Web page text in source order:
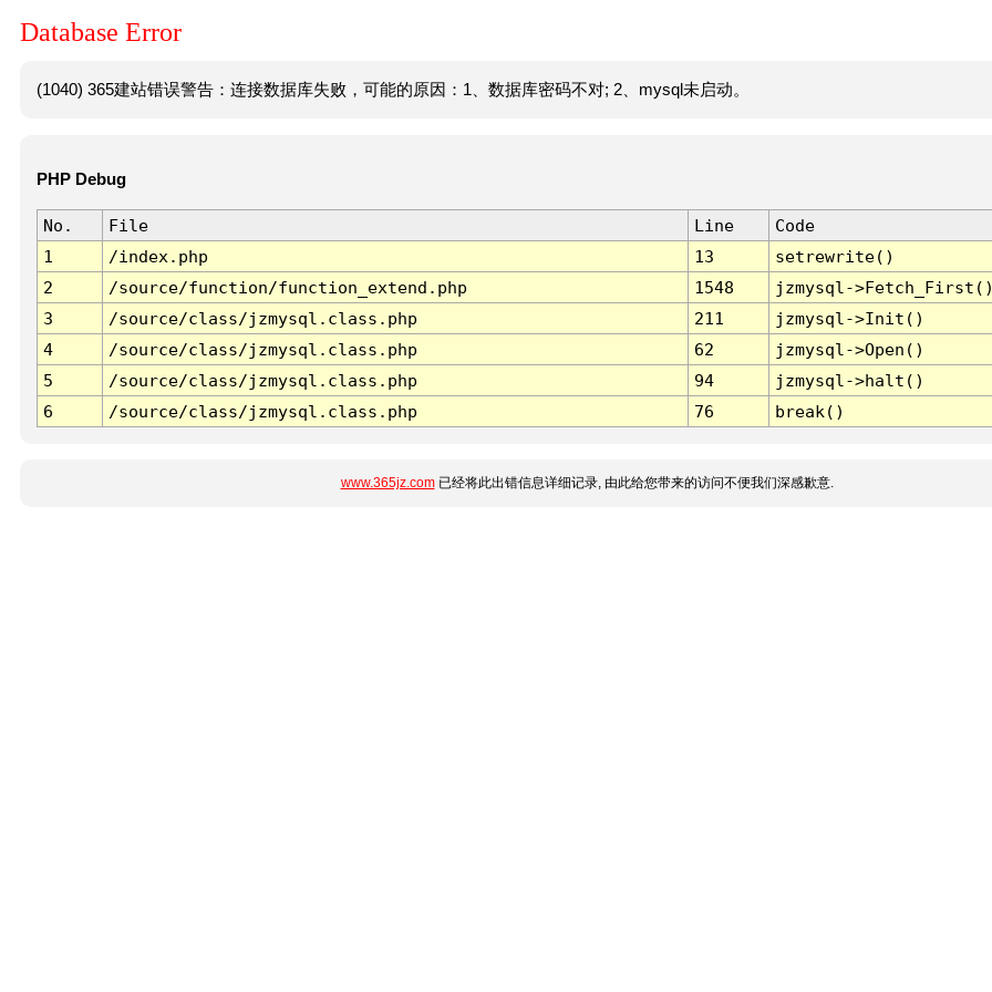
Database Error
(1040) 365建站错误警告：连接数据库失败，可能的原因：1、数据库密码不对; 2、mysql未启动。
PHP Debug
No. File Line
Code
1
/index.php 13
setrewrite()
2
/source/function/function_extend.php 1548
jzmysql-
3
/source/class/jzmysql.class.php 211
jzmysql->Init()
4
/source/class/jzmysql.class.php 62
jzmysql->Open()
5
/source/class/jzmysql.class.php 94
jzmysql->halt()
6
/source/class/jzmysql.class.php 76 break()
www.365jz.com已经将此出错信息详细记录, 由此给您带来的访问不便我们深感歉意.